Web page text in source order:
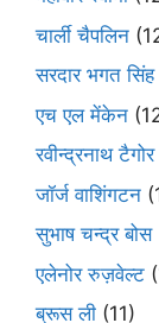
चार्ली चैपलिन
सरदार भगत
एच एल मेंकेन
रवीन्द्रनाथ टैगोर
जॉर्ज वाशिंगटन
सुभाष चन्द्र
एलेनोर रुज़वेल्ट
ब्रूस ली (11)